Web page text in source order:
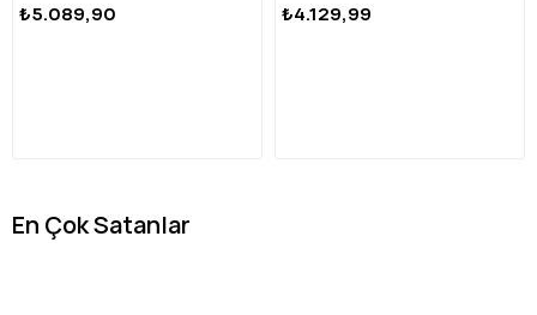
₺5.089,90 ₺4.129,99
En Çok Satanlar